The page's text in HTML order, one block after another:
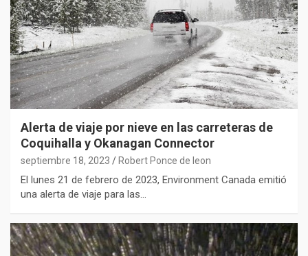
Alerta de viaje por nieve en las carreteras de
Coquihalla y Okanagan Connector
septiembre 18, 2023 Robert Ponce de leon
El lunes 21 de febrero de 2023, Environment Canada emitió
una alerta de viaje para las…